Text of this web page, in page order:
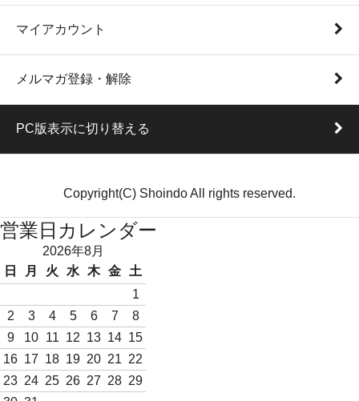
マイアカウント
メルマガ登録・解除
PC版表示に切り替える
Copyright(C) Shoindo All rights reserved.
営業日カレンダー
2026年8月
日
月 火 水 木 金
土
1
2
3 4 5 6 7
8
9
10 11 12 13 14 15
16 17 18 19 20 21 22
23 24 25 26 27 28 29